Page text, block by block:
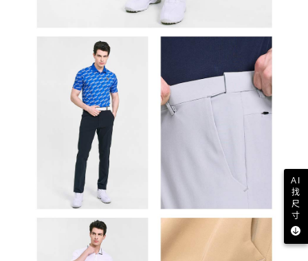
AI
找
尺
寸